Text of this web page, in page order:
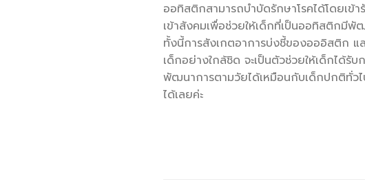
ออทิสติกสามารถบำบัดรักษาโรคได้โดยเข้
เข้าสังคมเพื่อช่วยให้เด็กที่เป็นออทิสติกมี
ทั้งนี้การสังเกตอาการบ่งชี้ของอออิสติก แ
เด็กอย่างใกล้ชิด จะเป็นตัวช่วยให้เด็กได้รั
พัฒนาการตามวัยได้เหมือนกับเด็กปกติทั่ว
ได้เลยค่ะ